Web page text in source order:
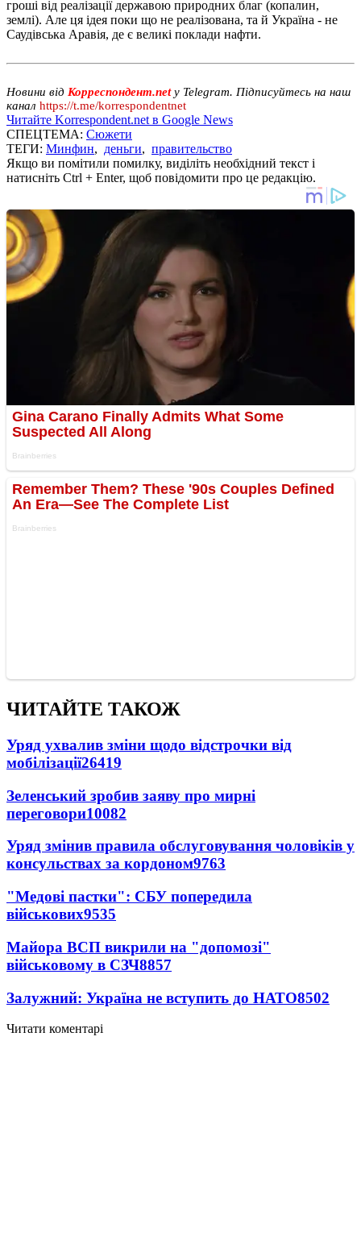
гроші від реалізації державою природних благ (копалин,
землі). Але ця ідея поки що не реалізована, та й Україна - не
Саудівська Аравія, де є великі поклади нафти.
Новини від Корреспондент.net у Telegram. Підписуйтесь на наш
канал https://t.me/korrespondentnet
Читайте Korrespondent.net в Google News
СПЕЦТЕМА: Сюжети
ТЕГИ: Минфин, деньги, правительство
Якщо ви помітили помилку, виділіть необхідний текст і
натисніть Ctrl + Enter, щоб повідомити про це редакцію.
ЧИТАЙТЕ ТАКОЖ
Уряд ухвалив зміни щодо відстрочки від
мобілізації26419
Зеленський зробив заяву про мирні
переговори10082
Уряд змінив правила обслуговування чоловіків у
консульствах за кордоном9763
"Медові пастки": СБУ попередила
військових9535
Майора ВСП викрили на "допомозі"
військовому в СЗЧ8857
Залужний: Україна не вступить до НАТО8502
Читати коментарі